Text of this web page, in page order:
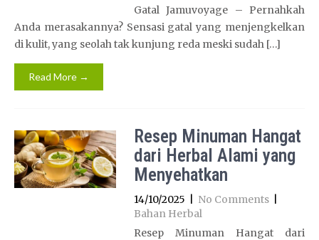
Gatal Jamuvoyage – Pernahkah
Anda merasakannya? Sensasi gatal yang menjengkelkan
di kulit, yang seolah tak kunjung reda meski sudah […]
Read More →
Resep Minuman Hangat
dari Herbal Alami yang
Menyehatkan
14/10/2025 No Comments
Bahan Herbal
Resep Minuman Hangat dari